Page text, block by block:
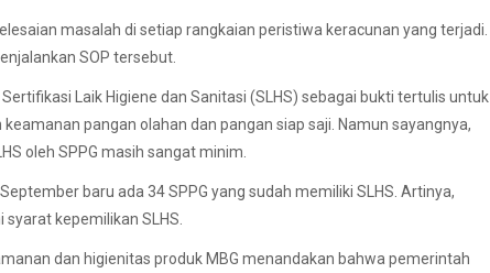
masalah di setiap rangkaian peristiwa keracunan yang terjadi.
SOP tersebut.
Laik Higiene dan Sanitasi (SLHS) sebagai bukti tertulis untuk
pangan olahan dan pangan siap saji. Namun sayangnya,
oleh SPPG masih sangat minim.
baru ada 34 SPPG yang sudah memiliki SLHS. Artinya,
syarat kepemilikan SLHS.
dan higienitas produk MBG menandakan bahwa pemerintah